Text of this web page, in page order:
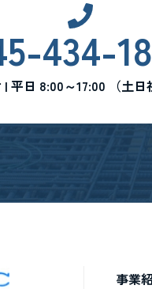
434-
| 平日 8:00～17:00 （土日
事業